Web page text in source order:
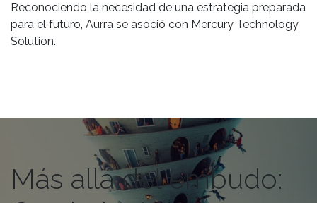
Reconociendo la necesidad de una estrategia preparada
para el futuro, Aurra se asoció con Mercury Technology
Solution.
Más allá del embudo: